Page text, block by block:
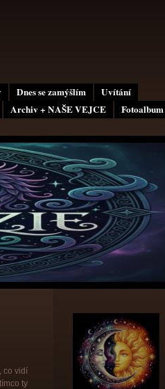
Dnes se zamýšlím
Uvítání
Archiv + NAŠE VEJCE
Fotoalbum
co vidí
ty